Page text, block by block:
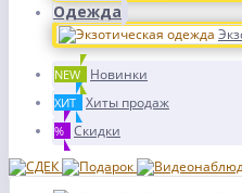
Одежда
NEW Новинки
ХИТ Хиты продаж
% Скидки